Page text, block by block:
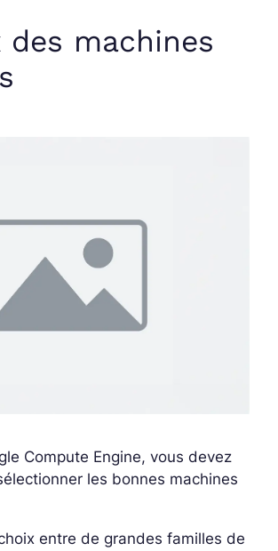
des machines
Compute Engine, vous devez
les bonnes machines
entre de grandes familles de